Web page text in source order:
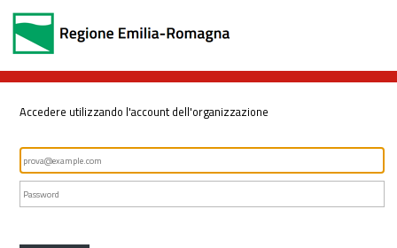
Accedere utilizzando l'account dell'organizzazione